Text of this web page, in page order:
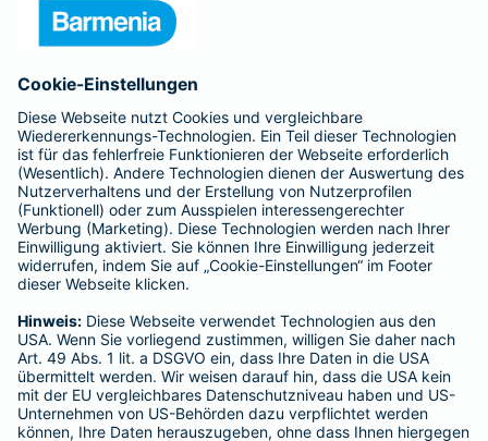
Barmenia ist Teil der BarmeniaGothaer
BELIEBTE SEITEN
Kranken-Zusatzversicherung
Tierversicherungen
Haftpflichtversicherung
Hausratversicherung
Adresse ändern
Schaden melden
Kilometerstandsmeldung
Serviceübersicht